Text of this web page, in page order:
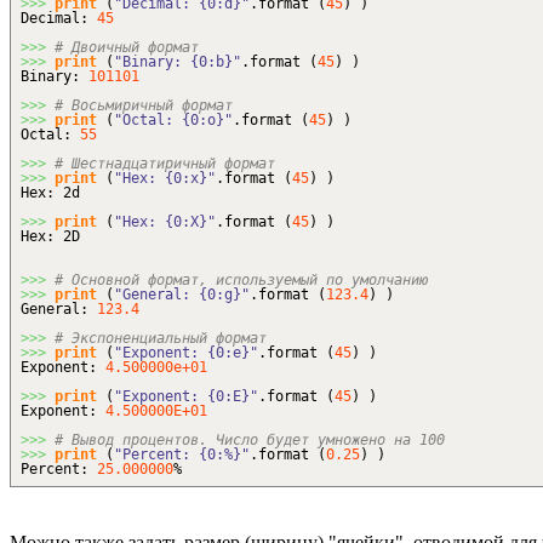
Decimal: 45
>>> # Двоичный формат
>>> print ( "Binary: {0:b}" . format (45)
)
Binary: 101101
>>> # Восьмиричный формат
>>> print ( "Octal: {0:o}" . format (45)
)
Octal: 55
>>> # Шестнадцатиричный формат
>>> print ( "Hex: {0:x}" . format (45)
)
Hex: 2d
>>> print ( "Hex: {0:X}" . format (45)
)
Hex: 2D
>>> # Основной формат, используемый по умолчанию
>>> print ( "General: {0:g}" . format ( 123.4)
)
General: 123.4
>>> # Экспоненциальный формат
>>> print ( "Exponent: {0:e}" . format (45)
)
Exponent: 4.500000e+01
>>> print ( "Exponent: {0:E}" . format (45)
)
Exponent: 4.500000E+01
>>> # Вывод процентов. Число будет умножено на 100
>>> print ( "Percent: {0:%}" . format (0.25)
)
Percent: 25.000000%